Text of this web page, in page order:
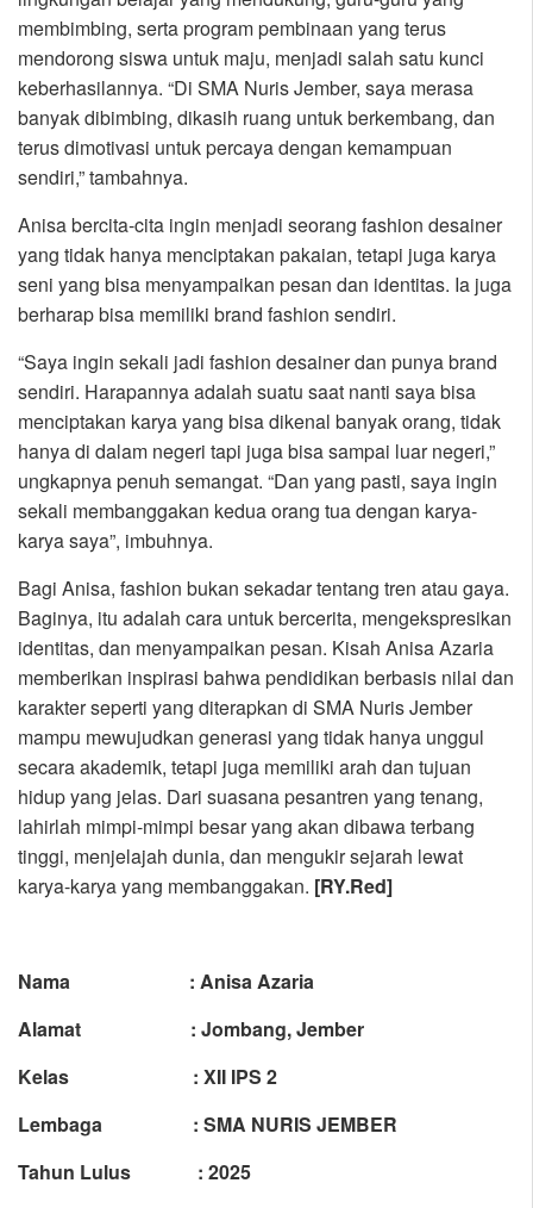
membimbing, serta program pembinaan yang terus
mendorong siswa untuk maju, menjadi salah satu kunci
keberhasilannya. “Di SMA Nuris Jember, saya merasa
banyak dibimbing, dikasih ruang untuk berkembang, dan
terus dimotivasi untuk percaya dengan kemampuan
sendiri,” tambahnya.
Anisa bercita-cita ingin menjadi seorang fashion desainer
yang tidak hanya menciptakan pakaian, tetapi juga karya
seni yang bisa menyampaikan pesan dan identitas. Ia juga
berharap bisa memiliki brand fashion sendiri.
“Saya ingin sekali jadi fashion desainer dan punya brand
sendiri. Harapannya adalah suatu saat nanti saya bisa
menciptakan karya yang bisa dikenal banyak orang, tidak
hanya di dalam negeri tapi juga bisa sampai luar negeri,”
ungkapnya penuh semangat. “Dan yang pasti, saya ingin
sekali membanggakan kedua orang tua dengan karya-
karya saya”, imbuhnya.
Bagi Anisa, fashion bukan sekadar tentang tren atau gaya.
Baginya, itu adalah cara untuk bercerita, mengekspresikan
identitas, dan menyampaikan pesan. Kisah Anisa Azaria
memberikan inspirasi bahwa pendidikan berbasis nilai dan
karakter seperti yang diterapkan di SMA Nuris Jember
mampu mewujudkan generasi yang tidak hanya unggul
secara akademik, tetapi juga memiliki arah dan tujuan
hidup yang jelas. Dari suasana pesantren yang tenang,
lahirlah mimpi-mimpi besar yang akan dibawa terbang
tinggi, menjelajah dunia, dan mengukir sejarah lewat
karya-karya yang membanggakan. [RY.Red]
Nama : Anisa Azaria
Alamat : Jombang, Jember
Kelas : XII IPS 2
Lembaga : SMA NURIS JEMBER
Tahun Lulus : 2025